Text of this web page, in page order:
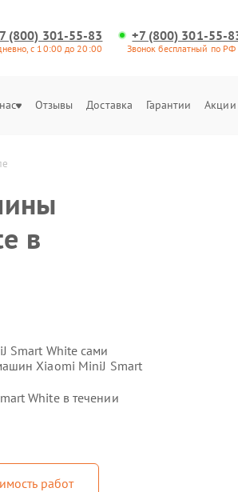
(800) 301-55-83
с 10:00 до 20:00
+7 (800) 301-55-
Звонок бесплатный по РФ
Отзывы Доставка Гарантии Акции
в
Smart White сами
Xiaomi MiniJ Smart
White в течении
работ